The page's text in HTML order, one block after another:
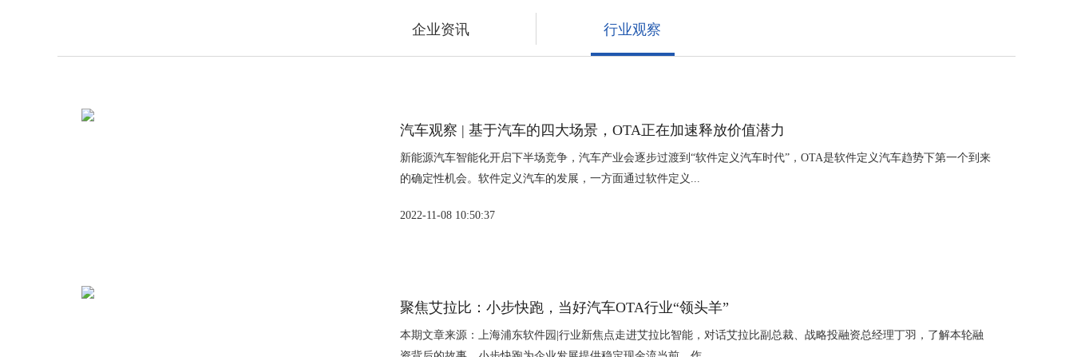
企业资讯 行业观察
汽车观察 | 基于汽车的四大场景，OTA正在加速释放价值潜力
新能源汽车智能化开启下半场竞争，汽车产业会逐步过渡到“软件定义汽车时代”，OTA是软件定义汽车趋势下第一个到来
的确定性机会。软件定义汽车的发展，一方面通过软件定义...
2022-11-08 10:50:37
聚焦艾拉比：小步快跑，当好汽车OTA行业“领头羊”
本期文章来源：上海浦东软件园|行业新焦点走进艾拉比智能，对话艾拉比副总裁、战略投融资总经理丁羽，了解本轮融